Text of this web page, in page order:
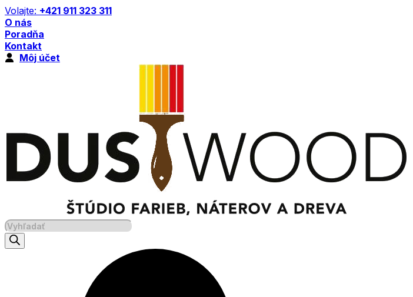
Preskočiť
na
obsah
Volajte: +421 911 323 311
O nás
Poradňa
Kontakt
Môj účet
Products
search